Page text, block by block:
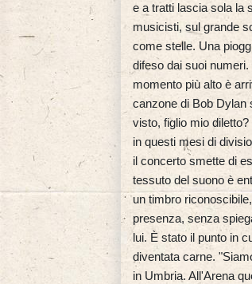
e a tratti lascia sola la
musicisti, sul grande
come stelle. Una
difeso dai suoi
momento più alto è
canzone di Bob Dylan
visto, figlio mio
in questi mesi di
il concerto smette di
tessuto del suono è
un timbro
presenza, senza
lui. È stato il punto in
diventata carne.
in Umbria. All'Arena